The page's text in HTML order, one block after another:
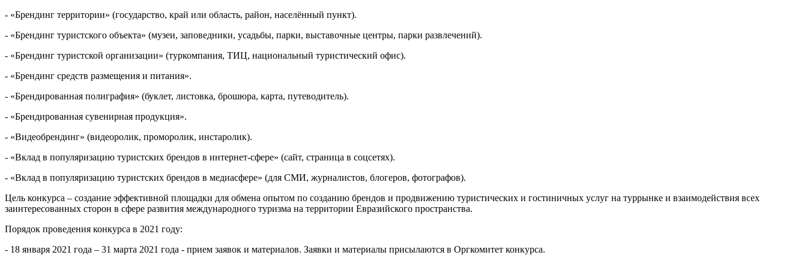
- «Брендинг территории» (государство, край или область, район, населённый пункт).
- «Брендинг туристского объекта» (музеи, заповедники, усадьбы, парки, выставочные центры, парки развлечений).
- «Брендинг туристской организации» (туркомпания, ТИЦ, национальный туристический офис).
- «Брендинг средств размещения и питания».
- «Брендированная полиграфия» (буклет, листовка, брошюра, карта, путеводитель).
- «Брендированная сувенирная продукция».
- «Видеобрендинг» (видеоролик, проморолик, инстаролик).
- «Вклад в популяризацию туристских брендов в интернет-сфере» (сайт, страница в соцсетях).
- «Вклад в популяризацию туристских брендов в медиасфере» (для СМИ, журналистов, блогеров, фотографов).
Цель конкурса – создание эффективной площадки для обмена опытом по созданию брендов и продвижению туристических и гостиничных услуг на туррынке и взаимодействия всех
заинтересованных сторон в сфере развития международного туризма на территории Евразийского пространства.
Порядок проведения конкурса в 2021 году:
- 18 января 2021 года – 31 марта 2021 года - прием заявок и материалов. Заявки и материалы присылаются в Оргкомитет конкурса.